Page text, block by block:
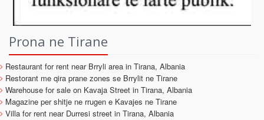
Prona ne Tirane
Restaurant for rent near Brryli area in Tirana, Albania
Restorant me qira prane zones se Brrylit ne Tirane
Warehouse for sale on Kavaja Street in Tirana, Albania
Magazine per shitje ne rrugen e Kavajes ne Tirane
Villa for rent near Durresi street in Tirana, Albania